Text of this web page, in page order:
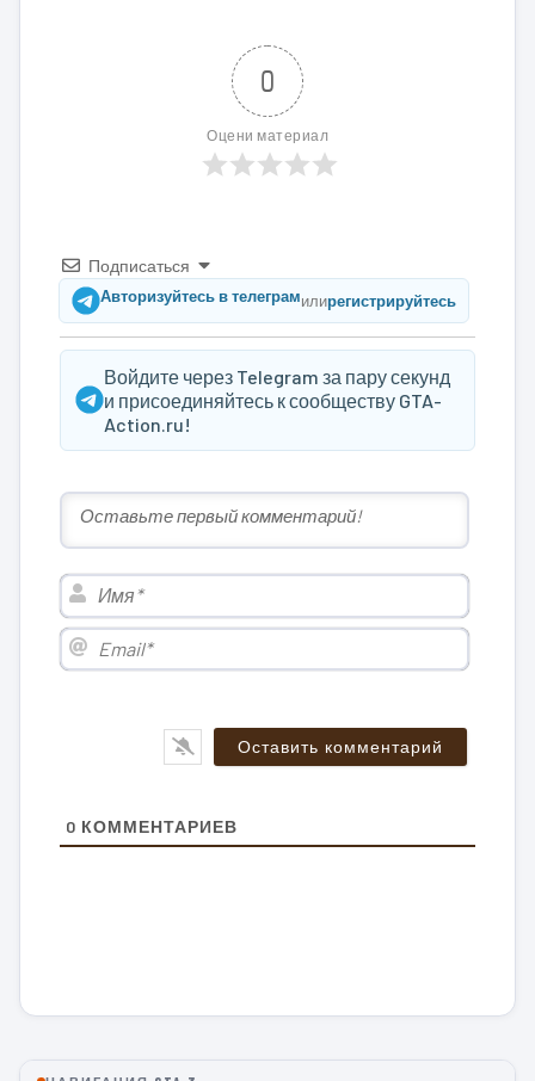
0
Оцени материал
Подписаться
Авторизуйтесь в телеграмилирегистрируйтесь
Войдите через Telegram за пару секунд
и присоединяйтесь к сообществу GTA-
Action.ru!
Имя*
Email*
0 КОММЕНТАРИЕВ